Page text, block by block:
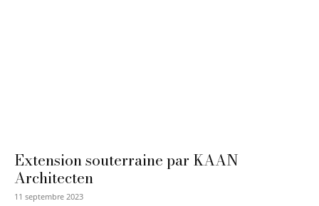
Extension souterraine par KAAN
Architecten
11 septembre 2023